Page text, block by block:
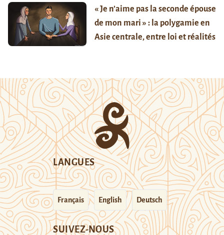
« Je n’aime pas la seconde épouse
de mon mari » : la polygamie en
Asie centrale, entre loi et réalités
LANGUES
Français English Deutsch
SUIVEZ-NOUS